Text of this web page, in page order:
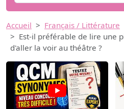
Accueil
Français / Littérature
Est-il préférable de lire une
d'aller la voir au théâtre ?